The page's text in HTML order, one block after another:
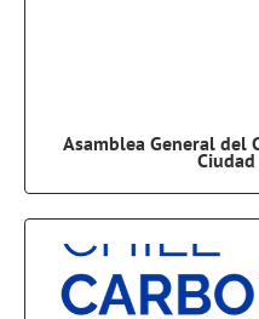
Asamblea General del